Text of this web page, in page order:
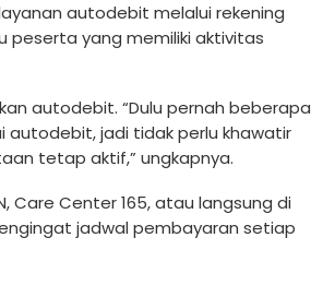
autodebit melalui rekening
peserta yang memiliki aktivitas
autodebit. “Dulu pernah beberapa
autodebit, jadi tidak perlu khawatir
tetap aktif,” ungkapnya.
Care Center 165, atau langsung di
jadwal pembayaran setiap